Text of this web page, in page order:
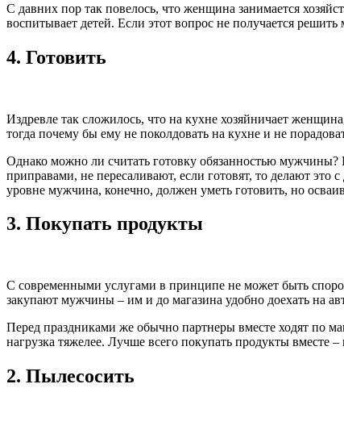
С давних пор так повелось, что женщина занимается
воспитывает детей. Если этот вопрос не получается
4. Готовить
Издревле так сложилось, что на кухне хозяйничает
тогда почему бы ему не поколдовать на кухне и не
Однако можно ли считать готовку обязанностью
приправами, не пересаливают, если готовят, то делают
уровне мужчина, конечно, должен уметь готовить, но
3. Покупать продукты
С современными услугами в принципе не может быть
закупают мужчины – им и до магазина удобно доехать на
Перед праздниками же обычно партнеры вместе ходят по
нагрузка тяжелее. Лучше всего покупать продукты вместе
2. Пылесосить